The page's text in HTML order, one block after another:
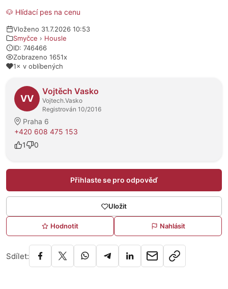
🐶 Hlídací pes na cenu
Vloženo 31.7.2026 10:53
Smyčce › Housle
ID: 746466
Zobrazeno 1651x
1× v oblíbených
O prodejci
VV
Vojtěch Vasko
Vojtech.Vasko
Registrován 10/2016
Praha 6
+420 608 475 153
1
0
Přihlaste se pro odpověď
Uložit
Hodnotit Nahlásit
Sdílet: